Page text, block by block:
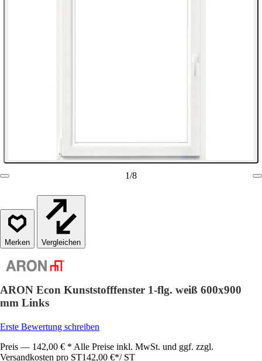
1/8
Vergleichen
ARON Econ Kunststofffenster 1-flg. weiß 600x900
mm Links
Erste Bewertung schreiben
Preis — 142,00 € * Alle Preise inkl. MwSt. und ggf. zzgl.
Versandkosten pro ST142,00 €*/ ST